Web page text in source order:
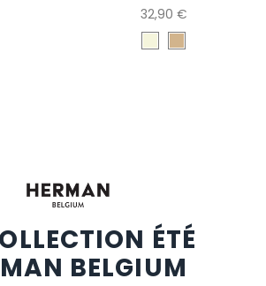
32,90 €
ÉTÉ
BELGIUM